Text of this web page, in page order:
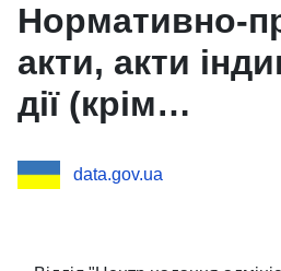
Нормативно-
акти, акти
дії (крім
прийняті
data.gov.ua